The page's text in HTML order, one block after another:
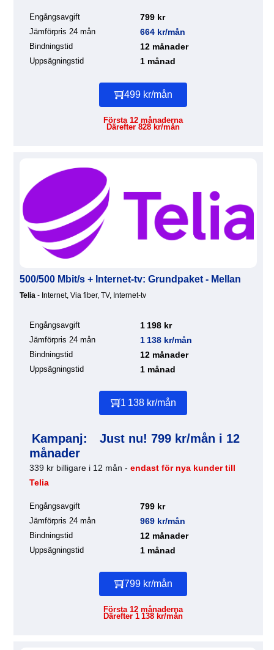
Engångsavgift 799 kr
Jämförpris 24 mån 664 kr/mån
Bindningstid 12 månader
Uppsägningstid 1 månad
499 kr/mån
Första 12 månaderna
Därefter 828 kr/mån
500/500 Mbit/s + Internet-tv: Grundpaket - Mellan
Telia - Internet, Via fiber, TV, Internet-tv
Engångsavgift 1 198 kr
Jämförpris 24 mån 1 138 kr/mån
Bindningstid 12 månader
Uppsägningstid 1 månad
1 138 kr/mån
Kampanj:
Just nu! 799 kr/mån i 12
månader
339 kr billigare i 12 mån - endast för nya kunder till
Telia
Engångsavgift 799 kr
Jämförpris 24 mån 969 kr/mån
Bindningstid 12 månader
Uppsägningstid 1 månad
799 kr/mån
Första 12 månaderna
Därefter 1 138 kr/mån